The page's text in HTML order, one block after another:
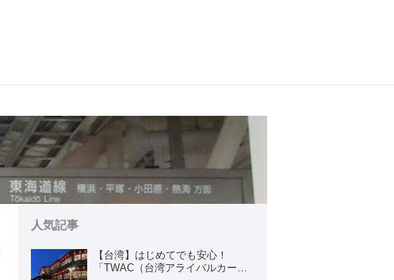
人気記事
【台湾】はじめてでも安心！
「TWAC（台湾アライバルカー